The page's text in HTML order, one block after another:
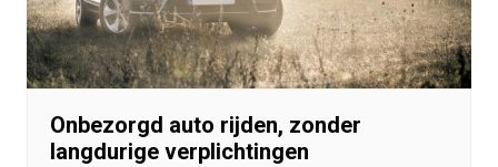
Onbezorgd auto rijden, zonder
langdurige verplichtingen